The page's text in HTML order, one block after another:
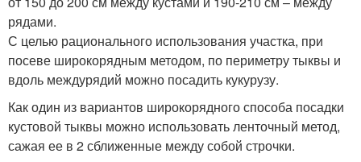
рядами.
С целью рационального использования участка, при
посеве широкорядным методом, по периметру тыквы и
вдоль междурядий можно посадить кукурузу.
Как один из вариантов широкорядного способа посадки
кустовой тыквы можно использовать ленточный метод,
сажая ее в 2 сближенные между собой строчки.